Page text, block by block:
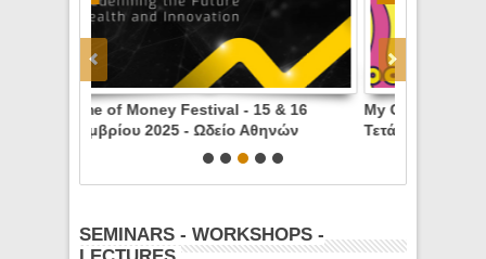
My Gap Feel & Fill Festival 2025,
Τετάρτη & Πέμπτη 6 Νοεμβρίου 2025,
Πολέμικό Μουσείο Αθηνών
SEMINARS - WORKSHOPS -